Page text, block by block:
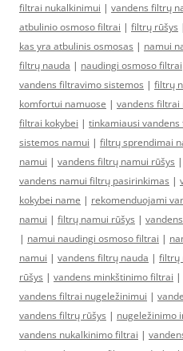
filtrai nukalkinimui | vandens filtrų
atbulinio osmoso filtrai | filtrų rūšys
kas yra atbulinis osmosas | namui
filtrų nauda | naudingi osmoso filtrai
vandens filtravimo sistemos | filtrų
komfortui namuose | vandens filtrai
filtrai kokybei | tinkamiausi
sistemos namui | filtrų sprendimai
namui | vandens filtrų namui rūšys |
vandens namui filtrų pasirinkimas |
kokybei name | rekomenduojami
namui | filtrų namui rūšys |
| namui naudingi osmoso filtrai |
namui | vandens filtrų nauda | filtrų
rūšys | vandens minkštinimo filtrai |
vandens filtrai nugeležinimui |
vandens filtrų rūšys | nugeležinimo
vandens nukalkinimo filtrai |